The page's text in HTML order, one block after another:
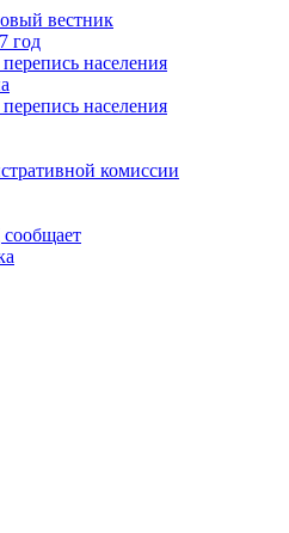
вестник
год
населения
населения
комиссии